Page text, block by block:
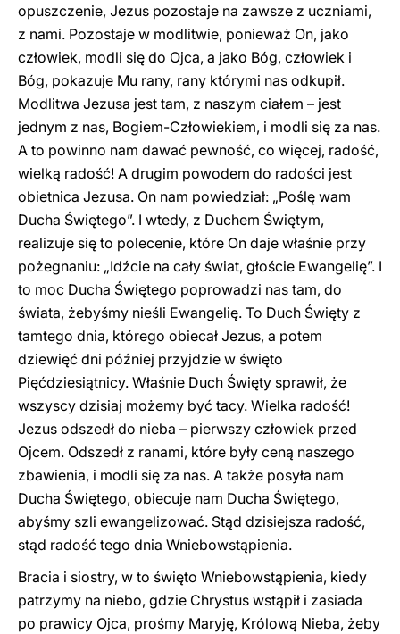
opuszczenie, Jezus pozostaje na zawsze z uczniami,
z nami. Pozostaje w modlitwie, ponieważ On, jako
człowiek, modli się do Ojca, a jako Bóg, człowiek i
Bóg, pokazuje Mu rany, rany którymi nas odkupił.
Modlitwa Jezusa jest tam, z naszym ciałem – jest
jednym z nas, Bogiem-Człowiekiem, i modli się za nas.
A to powinno nam dawać pewność, co więcej, radość,
wielką radość! A drugim powodem do radości jest
obietnica Jezusa. On nam powiedział: „Poślę wam
Ducha Świętego”. I wtedy, z Duchem Świętym,
realizuje się to polecenie, które On daje właśnie przy
pożegnaniu: „Idźcie na cały świat, głoście Ewangelię”. I
to moc Ducha Świętego poprowadzi nas tam, do
świata, żebyśmy nieśli Ewangelię. To Duch Święty z
tamtego dnia, którego obiecał Jezus, a potem
dziewięć dni później przyjdzie w święto
Pięćdziesiątnicy. Właśnie Duch Święty sprawił, że
wszyscy dzisiaj możemy być tacy. Wielka radość!
Jezus odszedł do nieba – pierwszy człowiek przed
Ojcem. Odszedł z ranami, które były ceną naszego
zbawienia, i modli się za nas. A także posyła nam
Ducha Świętego, obiecuje nam Ducha Świętego,
abyśmy szli ewangelizować. Stąd dzisiejsza radość,
stąd radość tego dnia Wniebowstąpienia.
Bracia i siostry, w to święto Wniebowstąpienia, kiedy
patrzymy na niebo, gdzie Chrystus wstąpił i zasiada
po prawicy Ojca, prośmy Maryję, Królową Nieba, żeby